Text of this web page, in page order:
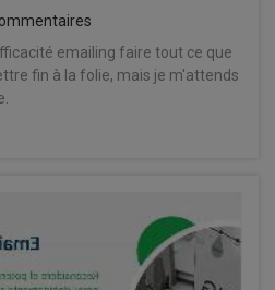
emailing faire tout ce que
fin à la folie, mais je m'attends